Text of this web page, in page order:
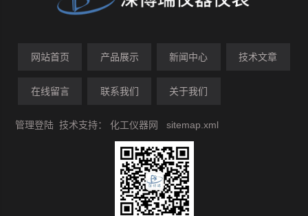
网站首页 产品展示 新闻中心 技术文章
在线留言 联系我们 关于我们
管理登陆 技术支持：化工仪器网 sitemap.xml